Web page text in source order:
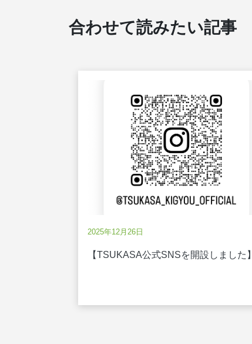
合わせて読みたい記事
2025年12月26日
【TSUKASA公式SNSを開設しました】